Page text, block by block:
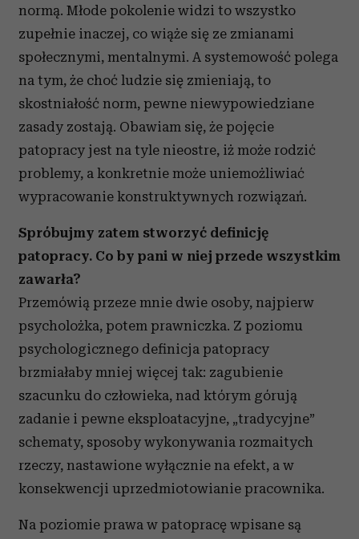
normą. Młode pokolenie widzi to wszystko
zupełnie inaczej, co wiąże się ze zmianami
społecznymi, mentalnymi. A systemowość polega
na tym, że choć ludzie się zmieniają, to
skostniałość norm, pewne niewypowiedziane
zasady zostają. Obawiam się, że pojęcie
patopracy jest na tyle nieostre, iż może rodzić
problemy, a konkretnie może uniemożliwiać
wypracowanie konstruktywnych rozwiązań.
Spróbujmy zatem stworzyć definicję
patopracy. Co by pani w niej przede wszystkim
zawarła?
Przemówią przeze mnie dwie osoby, najpierw
psycholożka, potem prawniczka. Z poziomu
psychologicznego definicja patopracy
brzmiałaby mniej więcej tak: zagubienie
szacunku do człowieka, nad którym górują
zadanie i pewne eksploatacyjne, „tradycyjne”
schematy, sposoby wykonywania rozmaitych
rzeczy, nastawione wyłącznie na efekt, a w
konsekwencji uprzedmiotowianie pracownika.
Na poziomie prawa w patopracę wpisane są